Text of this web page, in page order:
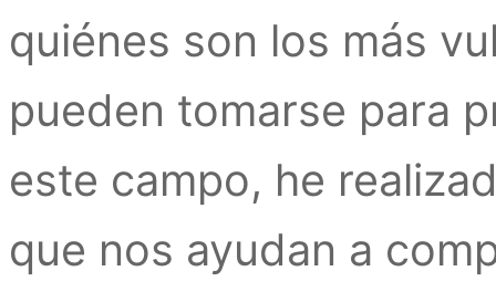
quiénes son los más
pueden tomarse para
este campo, he
que nos ayudan a